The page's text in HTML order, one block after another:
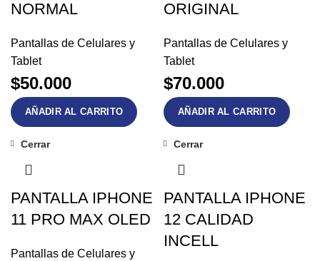
NORMAL
Pantallas de Celulares y
Tablet
$50.000
AÑADIR AL CARRITO
ORIGINAL
Pantallas de Celulares y
Tablet
$70.000
AÑADIR AL CARRITO
Cerrar
PANTALLA IPHONE
11 PRO MAX OLED
Pantallas de Celulares y
Cerrar
PANTALLA IPHONE
12 CALIDAD
INCELL